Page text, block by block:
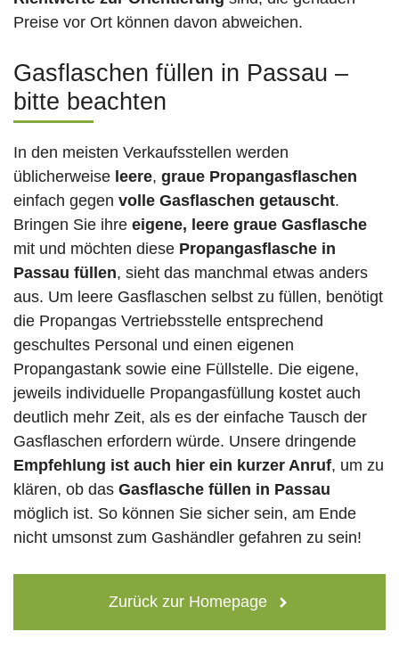
Preise vor Ort können davon abweichen.
Gasflaschen füllen in Passau –
bitte beachten
In den meisten Verkaufsstellen werden
üblicherweise leere, graue Propangasflaschen
einfach gegen volle Gasflaschen getauscht.
Bringen Sie ihre eigene, leere graue Gasflasche
mit und möchten diese Propangasflasche in
Passau füllen, sieht das manchmal etwas anders
aus. Um leere Gasflaschen selbst zu füllen, benötigt
die Propangas Vertriebsstelle entsprechend
geschultes Personal und einen eigenen
Propangastank sowie eine Füllstelle. Die eigene,
jeweils individuelle Propangasfüllung kostet auch
deutlich mehr Zeit, als es der einfache Tausch der
Gasflaschen erfordern würde. Unsere dringende
Empfehlung ist auch hier ein kurzer Anruf, um zu
klären, ob das Gasflasche füllen in Passau
möglich ist. So können Sie sicher sein, am Ende
nicht umsonst zum Gashändler gefahren zu sein!
Zurück zur Homepage